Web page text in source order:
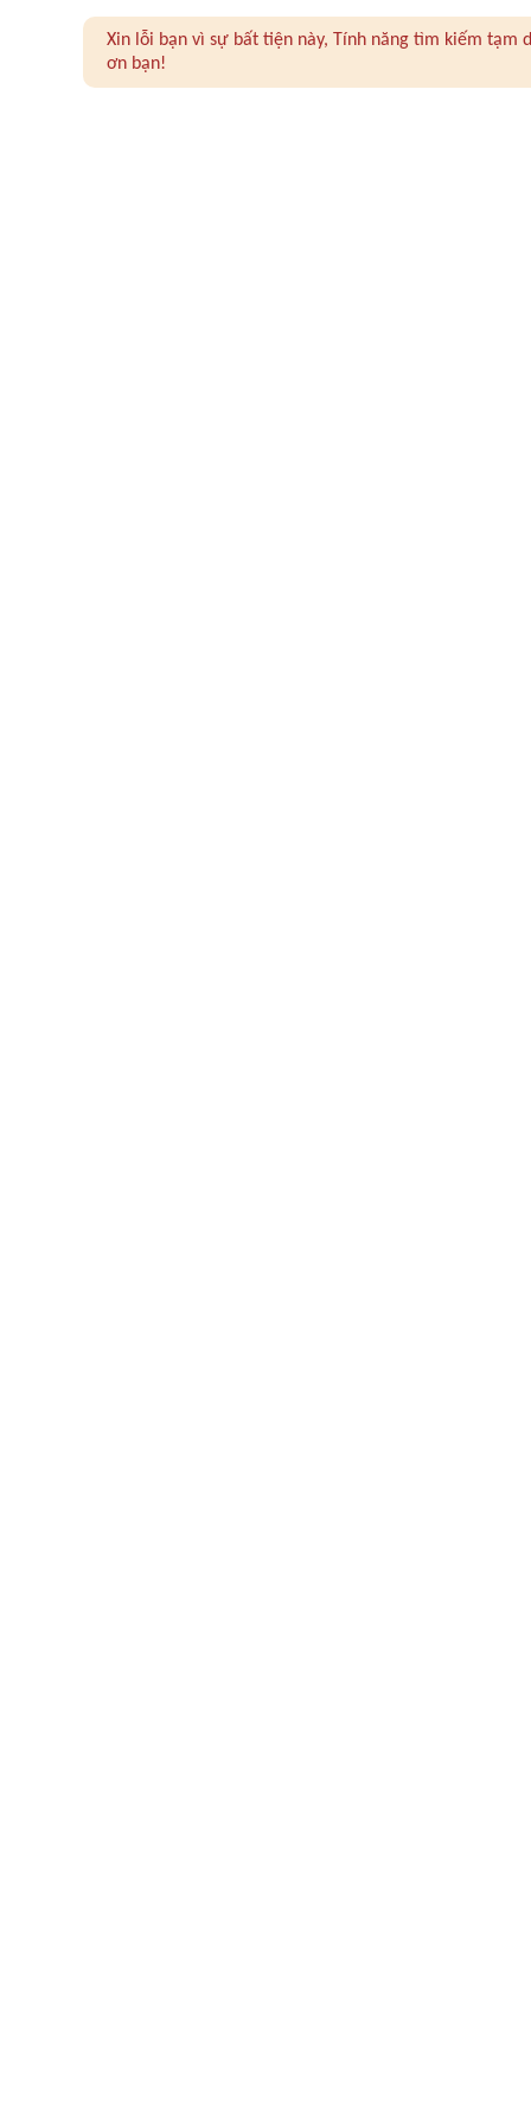
Xin lỗi bạn vì sự bất tiện này, Tính năng tìm kiếm
ơn bạn!